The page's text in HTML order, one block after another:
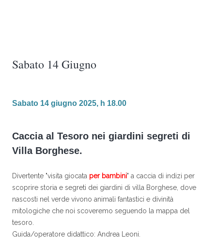
Sabato 14 Giugno
Sabato 14 giugno 2025, h 18.00
Caccia al Tesoro nei giardini segreti di
Villa Borghese.
Divertente "visita giocata per bambini" a caccia di indizi per
scoprire storia e segreti dei giardini di villa Borghese, dove
nascosti nel verde vivono animali fantastici e divinità
mitologiche che noi scoveremo seguendo la mappa del
tesoro.
Guida/operatore didattico: Andrea Leoni.